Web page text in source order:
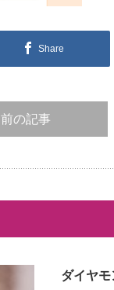
Share
前の記事
ダイヤ